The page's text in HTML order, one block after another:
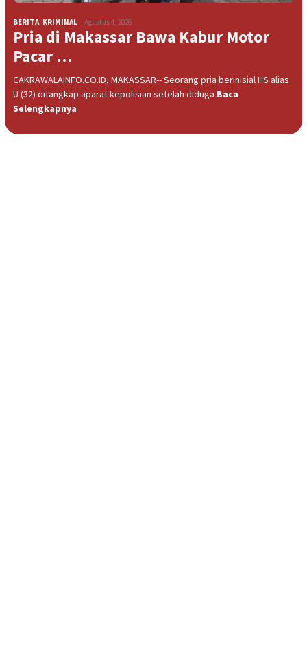
BERITA, KRIMINAL Agustus 4, 2026
Pria di Makassar Bawa Kabur Motor
Pacar …
CAKRAWALAINFO.CO.ID, MAKASSAR-- Seorang pria berinisial HS alias
U (32) ditangkap aparat kepolisian setelah diduga Baca
Selengkapnya